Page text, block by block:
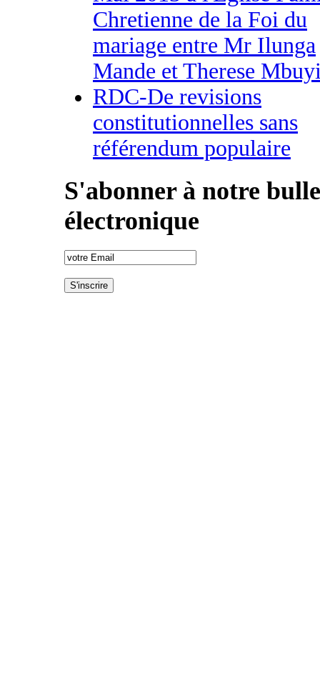
Chretienne de la Foi du
mariage entre Mr Ilunga
Mande et Therese
RDC-De revisions
constitutionnelles sans
référendum populaire
S'abonner à notre
électronique